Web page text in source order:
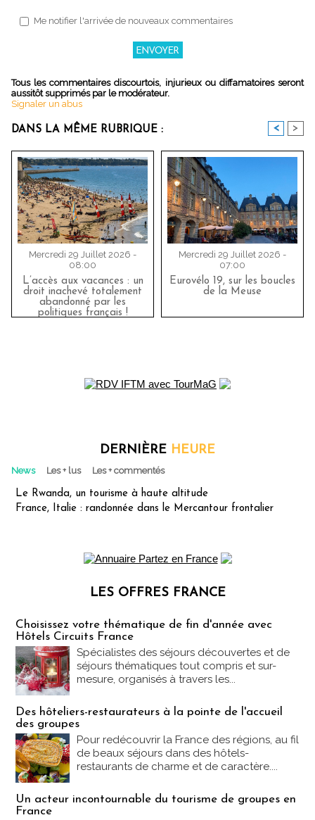
Me notifier l'arrivée de nouveaux commentaires
Tous les commentaires discourtois, injurieux ou diffamatoires seront
aussitôt supprimés par le modérateur.
Signaler un abus
DANS LA MÊME RUBRIQUE : < >
Mercredi 29 Juillet 2026 -
08:00
L’accès aux vacances : un
droit inachevé totalement
abandonné par les
politiques français !
Mercredi 29 Juillet 2026 -
07:00
Eurovélo 19, sur les boucles
de la Meuse
DERNIÈRE HEURE
News Les + lus Les + commentés
Le Rwanda, un tourisme à haute altitude
France, Italie : randonnée dans le Mercantour frontalier
LES OFFRES FRANCE
Choisissez votre thématique de fin d'année avec
Hôtels Circuits France
Spécialistes des séjours découvertes et de
séjours thématiques tout compris et sur-
mesure, organisés à travers les...
Des hôteliers-restaurateurs à la pointe de l'accueil
des groupes
Pour redécouvrir la France des régions, au fil
de beaux séjours dans des hôtels-
restaurants de charme et de caractère....
Un acteur incontournable du tourisme de groupes en
France